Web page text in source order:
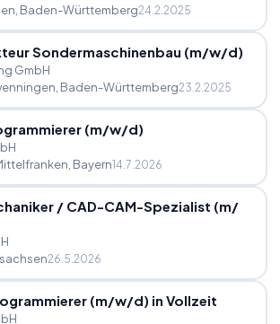
, Baden-Württemberg24.2.2025
Sondermaschinenbau (m/w/d)
GmbH
, Baden-Württemberg23.2.2025
(m/w/d)
, Bayern14.7.2026
/CAD-CAM-Spezialist (m/
26.5.2026
(m/w/d) in Vollzeit